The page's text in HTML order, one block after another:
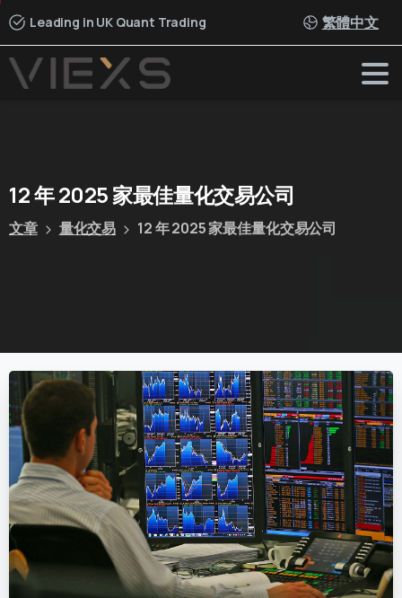
Leading in UK Quant Trading 繁體中文
12年2025家最佳量化交易公司
文章 量化交易 12 年 2025 家最佳量化交易公司